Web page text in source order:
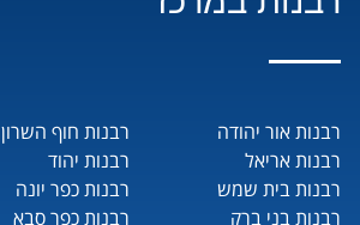
רבנות אור יהודה
רבנות אריאל
רבנות בית שמש
רבנות בני ברק
רבנות חוף השרון
רבנות יהוד
רבנות כפר יונה
רבנות כפר סבא